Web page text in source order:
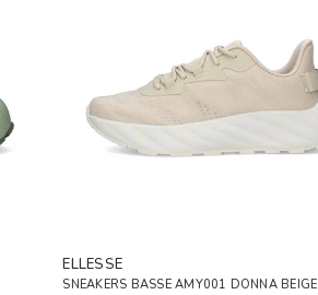
ELLESSE
SNEAKERS BASSE AMY001 DONNA BEIGE